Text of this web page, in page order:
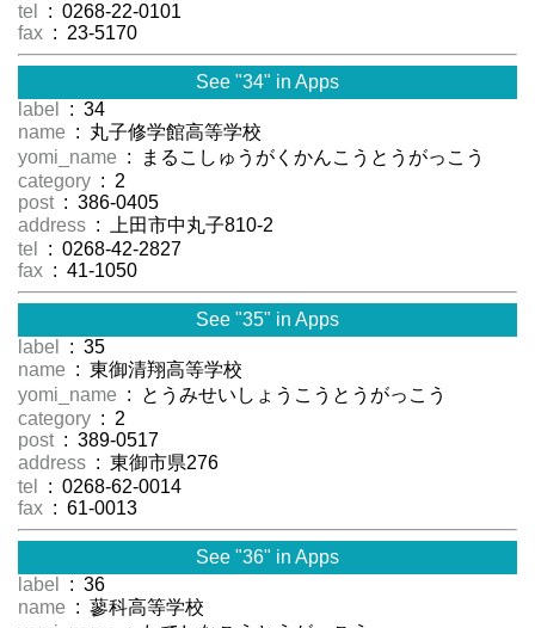
tel
: 0268-22-0101
fax : 23-5170
See "34" in Apps
label
: 34
name : 丸子修学館高等学校
yomi_name : まるこしゅうがくかんこうとうがっこう
category : 2
post : 386-0405
address : 上田市中丸子810-2
tel
: 0268-42-2827
fax : 41-1050
See "35" in Apps
label
: 35
name : 東御清翔高等学校
yomi_name : とうみせいしょうこうとうがっこう
category : 2
post : 389-0517
address : 東御市県276
tel
: 0268-62-0014
fax : 61-0013
See "36" in Apps
label
: 36
name : 蓼科高等学校